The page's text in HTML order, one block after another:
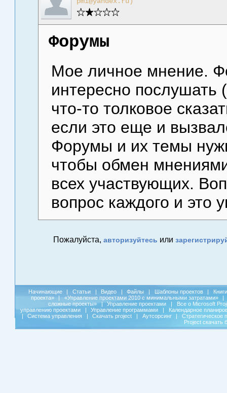
Форумы
Мое личное мнение.
интересно послушать
что-то толковое
если это еще и
Форумы и их темы
чтобы обмен
всех участвующих.
вопрос каждого и это
Пожалуйста, авторизуйтесь или
Начинающие Статьи Видео Файлы Шаблоны проектов
Книги
проекта»
«Управление проектами 2010 с минимальными затратами»
сложные проекты»
| Управление проектами
Все о Microsoft
управлению проектами
Управление программами
Календарное
Система управления Скачать project Аутсорсинг
Стратегическое
Project скачать